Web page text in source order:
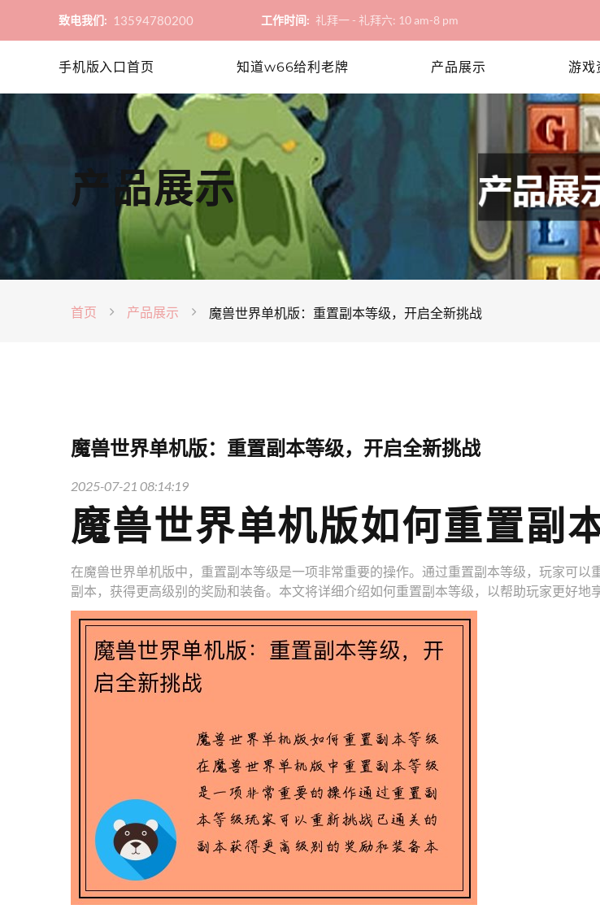
致电我们: 13594780200 工作时间: 礼拜一 - 礼拜六: 10 am-8 pm
手机版入口首页 知道w66给利老牌 产品展示 游戏
产品展示
首页 产品展示 魔兽世界单机版：重置副本等级，开启全新挑战
魔兽世界单机版：重置副本等级，开启全新挑战
2025-07-21 08:14:19
魔兽世界单机版如何重置副
在魔兽世界单机版中，重置副本等级是一项非常重要的操作。通过重置副本等级，玩家可以
副本，获得更高级别的奖励和装备。本文将详细介绍如何重置副本等级，以帮助玩家更好地